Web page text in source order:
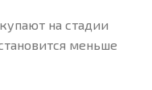
на стадии
меньше